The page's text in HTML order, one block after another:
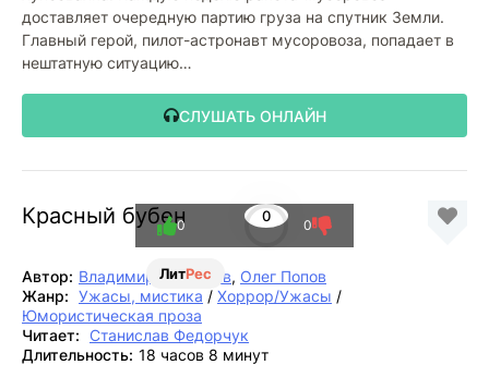
доставляет очередную партию груза на спутник Земли.
Главный герой, пилот-астронавт мусоровоза, попадает в
нештатную ситуацию…
СЛУШАТЬ ОНЛАЙН
Красный бубен
ЛитРес
0
0 0
Автор: Владимир Белобров, Олег Попов
Жанр: Ужасы, мистика / Хоррор/Ужасы /
Юмористическая проза
Читает: Станислав Федорчук
Длительность: 18 часов 8 минут